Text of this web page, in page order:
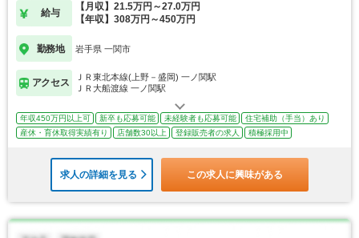
給与
【月収】21.5万円～27.0万円
【年収】308万円～450万円
勤務地 岩手県 一関市
アクセス
ＪＲ東北本線(上野－盛岡) 一ノ関駅
ＪＲ大船渡線 一ノ関駅
年収450万円以上可 新卒も応募可能 未経験者も応募可能
住宅補助（手当）あり
産休・育休取得実績有り
店舗数30以上 登録販売者の求人 積極採用中
求人の詳細を見る この求人に興味がある